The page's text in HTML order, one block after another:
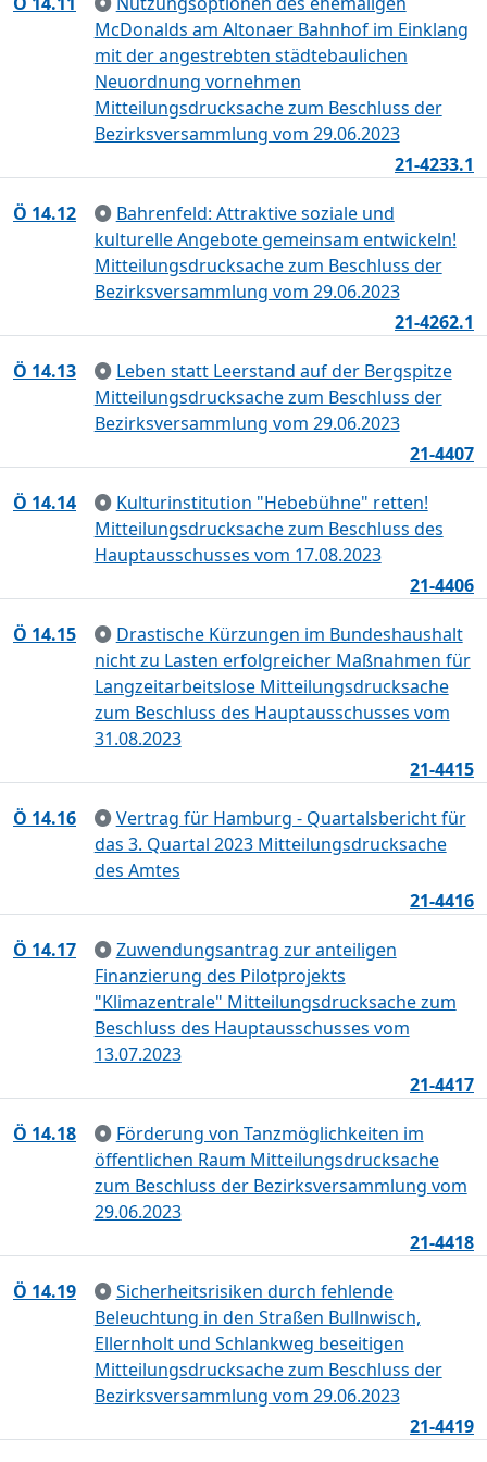
McDonalds am Altonaer Bahnhof im Einklang
mit der angestrebten städtebaulichen
Neuordnung vornehmen
Mitteilungsdrucksache zum Beschluss der
Bezirksversammlung vom 29.06.2023
21-4233.1
Ö 14.12
Bahrenfeld: Attraktive soziale und
kulturelle Angebote gemeinsam entwickeln!
Mitteilungsdrucksache zum Beschluss der
Bezirksversammlung vom 29.06.2023
21-4262.1
Ö 14.13
Leben statt Leerstand auf der Bergspitze
Mitteilungsdrucksache zum Beschluss der
Bezirksversammlung vom 29.06.2023
21-4407
Ö 14.14
Kulturinstitution "Hebebühne" retten!
Mitteilungsdrucksache zum Beschluss des
Hauptausschusses vom 17.08.2023
21-4406
Ö 14.15
Drastische Kürzungen im Bundeshaushalt
nicht zu Lasten erfolgreicher Maßnahmen für
Langzeitarbeitslose Mitteilungsdrucksache
zum Beschluss des Hauptausschusses vom
31.08.2023
21-4415
Ö 14.16
Vertrag für Hamburg - Quartalsbericht für
das 3. Quartal 2023 Mitteilungsdrucksache
des Amtes
21-4416
Ö 14.17
Zuwendungsantrag zur anteiligen
Finanzierung des Pilotprojekts
"Klimazentrale" Mitteilungsdrucksache zum
Beschluss des Hauptausschusses vom
13.07.2023
21-4417
Ö 14.18
Förderung von Tanzmöglichkeiten im
öffentlichen Raum Mitteilungsdrucksache
zum Beschluss der Bezirksversammlung vom
29.06.2023
21-4418
Ö 14.19
Sicherheitsrisiken durch fehlende
Beleuchtung in den Straßen Bullnwisch,
Ellernholt und Schlankweg beseitigen
Mitteilungsdrucksache zum Beschluss der
Bezirksversammlung vom 29.06.2023
21-4419